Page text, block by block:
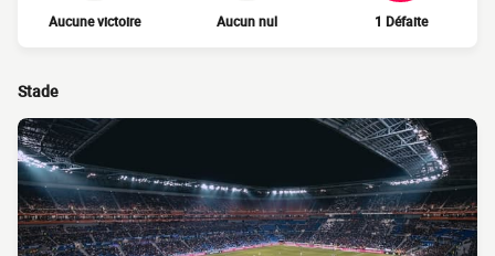
Aucune victoire Aucun nul 1 Défaite
Stade